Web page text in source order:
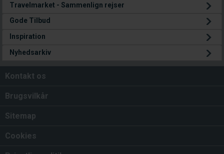
Travelmarket - Sammenlign rejser
Gode Tilbud
Inspiration
Nyhedsarkiv
Kontakt os
Brugsvilkår
Sitemap
Cookies